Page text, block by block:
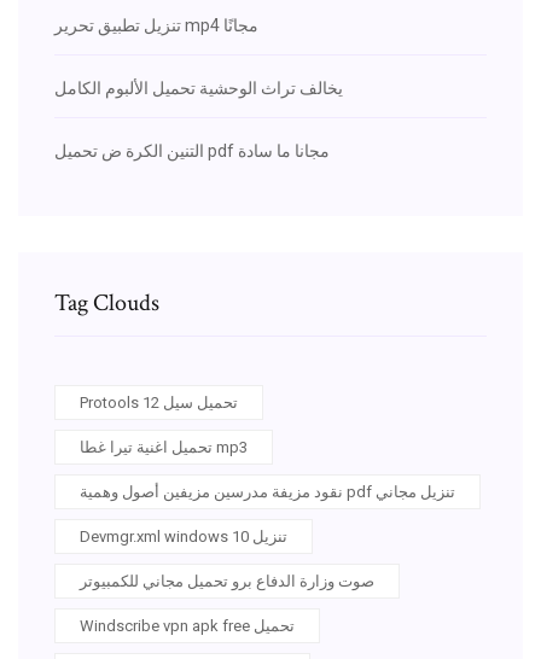
تنزيل تطبيق تحرير mp4 مجانًا
يخالف تراث الوحشية تحميل الألبوم الكامل
التنين الكرة ض تحميل pdf مجانا ما سادة
Tag Clouds
Protools 12 تحميل سيل
تحميل اغنية تيرا غطا mp3
نقود مزيفة مدرسين مزيفين أصول وهمية pdf تنزيل مجاني
Devmgr.xml windows 10 تنزيل
صوت وزارة الدفاع برو تحميل مجاني للكمبيوتر
Windscribe vpn apk free تحميل